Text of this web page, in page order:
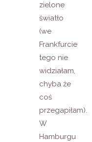
zielone
światło
(we
Frankfurcie
tego nie
widziałam,
chyba że
coś
przegapiłam).
W
Hamburgu